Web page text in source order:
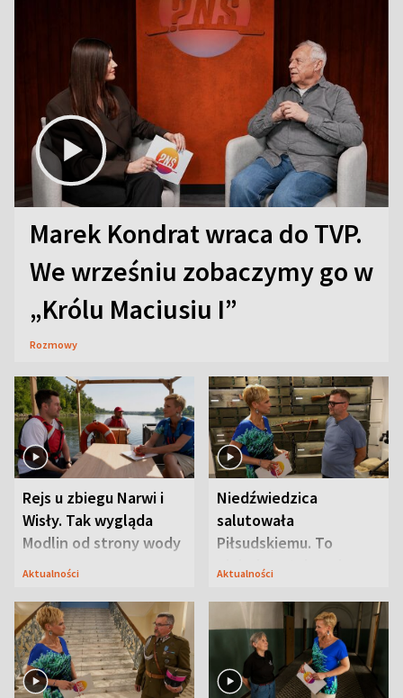
Marek Kondrat wraca do TVP.
We wrześniu zobaczymy go w
„Królu Maciusiu I”
Rozmowy
Rejs u zbiegu Narwi i
Wisły. Tak wygląda
Modlin od strony wody
Aktualności
Niedźwiedzica
salutowała
Piłsudskiemu. To
niejedyna tajemnica
Aktualności